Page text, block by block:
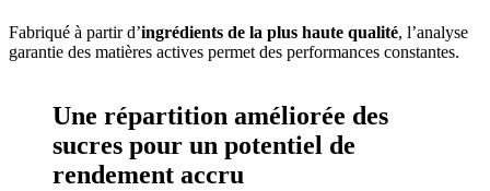
Fabriqué à partir d’ingrédients de la plus haute qualité, l’analyse
garantie des matières actives permet des performances constantes.
Une répartition améliorée des
sucres pour un potentiel de
rendement accru